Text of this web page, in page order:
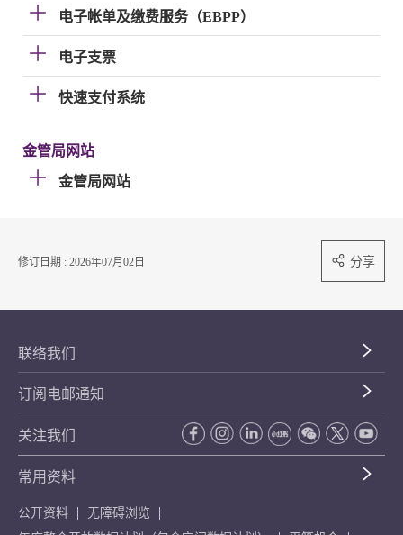
电子帐单及缴费服务（EBPP）
电子支票
快速支付系统
金管局网站
金管局网站
修订日期 : 2026年07月02日 分享
联络我们
订阅电邮通知
关注我们
常用资料
公开资料
无障碍浏览